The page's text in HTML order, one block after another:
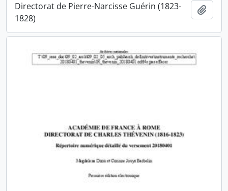
Directorat de Pierre-Narcisse Guérin (1823-
1828)